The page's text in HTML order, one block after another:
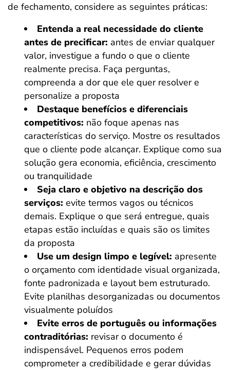
de fechamento, considere as seguintes práticas:
Entenda a real necessidade do cliente
antes de precificar: antes de enviar qualquer
valor, investigue a fundo o que o cliente
realmente precisa. Faça perguntas,
compreenda a dor que ele quer resolver e
personalize a proposta
Destaque benefícios e diferenciais
competitivos: não foque apenas nas
características do serviço. Mostre os resultados
que o cliente pode alcançar. Explique como sua
solução gera economia, eficiência, crescimento
ou tranquilidade
Seja claro e objetivo na descrição dos
serviços: evite termos vagos ou técnicos
demais. Explique o que será entregue, quais
etapas estão incluídas e quais são os limites
da proposta
Use um design limpo e legível: apresente
o orçamento com identidade visual organizada,
fonte padronizada e layout bem estruturado.
Evite planilhas desorganizadas ou documentos
visualmente poluídos
Evite erros de português ou informações
contraditórias: revisar o documento é
indispensável. Pequenos erros podem
comprometer a credibilidade e gerar dúvidas